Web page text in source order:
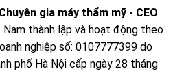
Chuyên gia máy thẩm mỹ - CEO
thành lập và hoạt động theo
nghiệp số: 0107777399 do
phố Hà Nội cấp ngày 28 tháng